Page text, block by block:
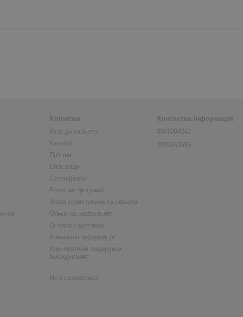
Клієнтам
Вхід до кабінету
Каталог
Про нас
Співпраця
Сертифікати
Бонусна програма
Угода користувача та оферта
Обмін та повернення
Оплата і доставка
Контактна інформація
Корпоративні подарунки
Брендування
Ми в соцмережах
Контактна інформація
0981004242
0985843685